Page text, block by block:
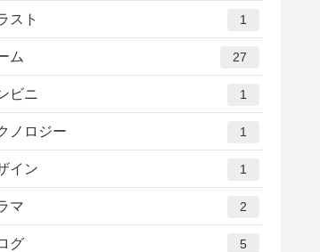
スト 1
ム 27
ビニ 1
ノロジー 1
イン 1
マ 2
グ 5